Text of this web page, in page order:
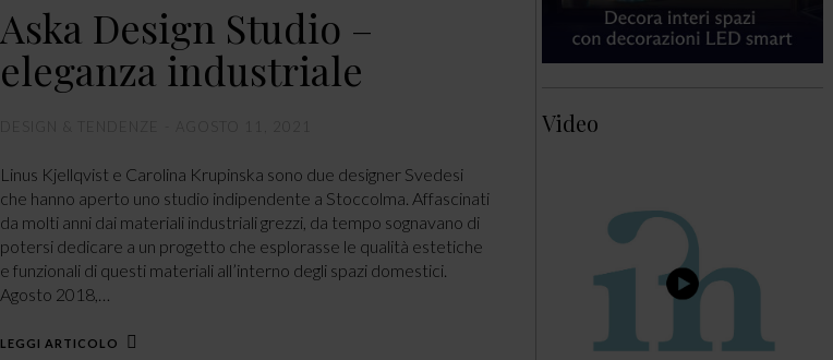
Aska Design Studio –
eleganza industriale
Linus Kjellqvist e Carolina Krupinska sono due designer Svedesi
che hanno aperto uno studio indipendente a Stoccolma. Affascinati
da molti anni dai materiali industriali grezzi, da tempo sognavano di
potersi dedicare a un progetto che esplorasse le qualità estetiche
e funzionali di questi materiali all’interno degli spazi domestici.
Agosto 2018,…
LEGGI ARTICOLO
Video